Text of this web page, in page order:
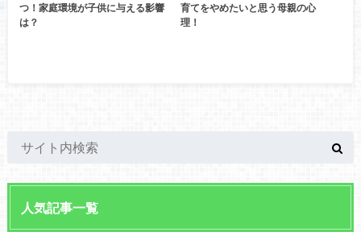
つ！家庭環境が子供に与える影響
は？
育てをやめたいと思う母親の心
理！
人気記事一覧